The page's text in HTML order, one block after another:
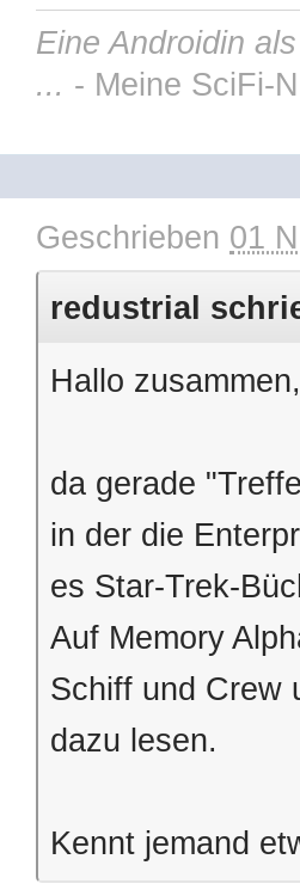
Eine Androidin
... - Meine SciFi-
Geschrieben 01
redustrial
Hallo zusammen,
da gerade
in der die
es Star-Trek-
Auf Memory
Schiff und Crew
dazu lesen.
Kennt jemand